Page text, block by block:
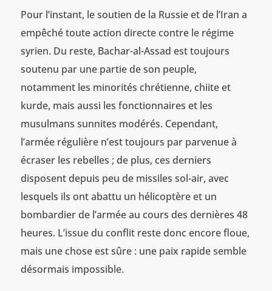
Pour l’instant, le soutien de la Russie et de l’Iran a
empêché toute action directe contre le régime
syrien. Du reste, Bachar-al-Assad est toujours
soutenu par une partie de son peuple,
notamment les minorités chrétienne, chiite et
kurde, mais aussi les fonctionnaires et les
musulmans sunnites modérés. Cependant,
l’armée régulière n’est toujours par parvenue à
écraser les rebelles ; de plus, ces derniers
disposent depuis peu de missiles sol-air, avec
lesquels ils ont abattu un hélicoptère et un
bombardier de l’armée au cours des dernières 48
heures. L’issue du conflit reste donc encore floue,
mais une chose est sûre : une paix rapide semble
désormais impossible.